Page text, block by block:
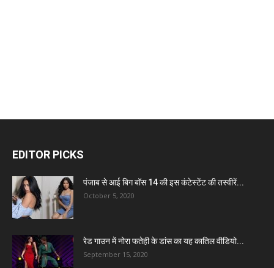
EDITOR PICKS
पंजाब से आई बिग बॉस 14 की इस कंटेस्टेंट की तस्वीरें...
October 5, 2020
रेड गाउन में नोरा फतेही के डांस का यह कातिल वीडियो...
September 15, 2020